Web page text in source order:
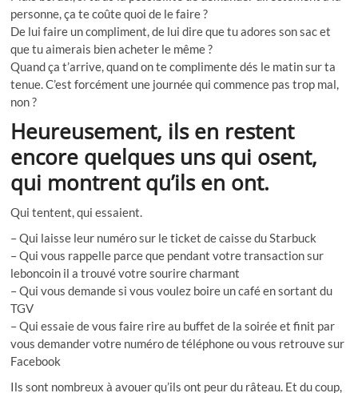
personne, ça te coûte quoi de le faire ?
De lui faire un compliment, de lui dire que tu adores son sac et
que tu aimerais bien acheter le même ?
Quand ça t’arrive, quand on te complimente dés le matin sur ta
tenue. C’est forcément une journée qui commence pas trop mal,
non ?
Heureusement, ils en restent
encore quelques uns qui osent,
qui montrent qu’ils en ont.
Qui tentent, qui essaient.
– Qui laisse leur numéro sur le ticket de caisse du Starbuck
– Qui vous rappelle parce que pendant votre transaction sur
leboncoin il a trouvé votre sourire charmant
– Qui vous demande si vous voulez boire un café en sortant du
TGV
– Qui essaie de vous faire rire au buffet de la soirée et finit par
vous demander votre numéro de téléphone ou vous retrouve sur
Facebook
Ils sont nombreux à avouer qu’ils ont peur du râteau. Et du coup,